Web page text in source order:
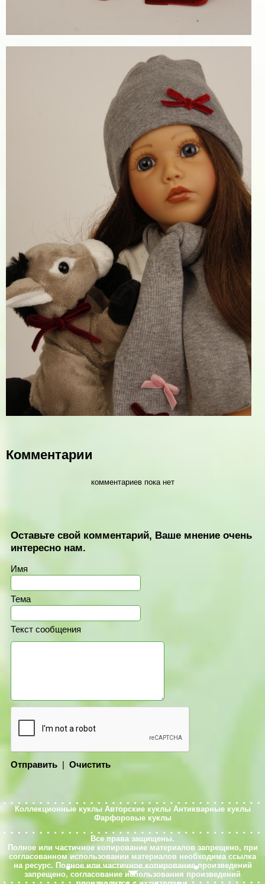
Комментарии
комментариев пока нет
Оставьте свой комментарий, Ваше мнение очень
интересно нам.
Имя
Тема
Текст сообщения
Отправить Очистить
Коллекционные куклы Авторские куклы Антикварные куклы
Фарфоровые куклы
Все права защищены.
Полное или частичное копирование материалов запрещено, при
согласованном использовании материалов необходима ссылка
на ресурс. Полное или частичное копирование произведений
запрещено, согласование использования произведений